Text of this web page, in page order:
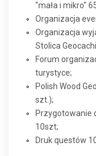
"mała i mikro"
Organizacja
Organizacja
Stolica
Forum
turystyce;
Polish Wood
szt.);
Przygotowanie
10szt;
Druk questów